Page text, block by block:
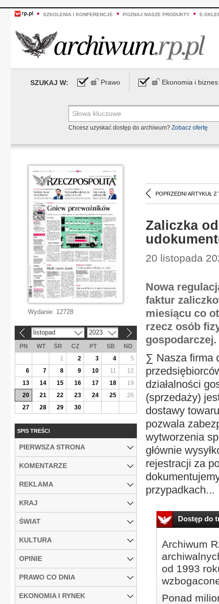
SZKOLENIA I KONFERENCJE POZNAJ NASZE PRODUKTY E-
SZUKAJ W: Prawo Ekonomia i biznes
Chcesz uzyskać dostęp do archiwum? Zobacz ofertę
POPRZEDNI ARTYKUŁ Z
Zaliczka
20 listopada
Nowa
faktur
miesiącu co
rzecz osób
gospodarczej.
∑ Nasza firma
działalności
(sprzedaży)
dostawy
pozwala
wytworzenia
głównie
rejestracji za
przypadkach...
Dostęp do
Archiwum
od 1993
Ponad
Wydanie: 12728
listopad 2023
PN WT ŚR CZ PT SB
ND
1
2 3 4
5
6
7 8 9 10 11
12
13
14 15 16 17 18
19
20
21 22 23 24 25
26
27
28 29 30
SPIS TREŚCI
PIERWSZA STRONA
KOMENTARZE
REKLAMA
KRAJ
ŚWIAT
KULTURA
OPINIE
PRAWO CO DNIA
EKONOMIA I RYNEK